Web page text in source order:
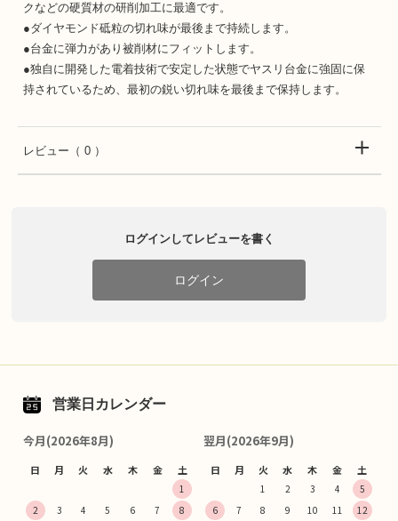
クなどの硬質材の研削加工に最適です。
●ダイヤモンド砥粒の切れ味が最後まで持続します。
●台金に弾力があり被削材にフィットします。
●独自に開発した電着技術で安定した状態でヤスリ台金に強固に保
持されているため、最初の鋭い切れ味を最後まで保持します。
レビュー （ 0 ）
ログインしてレビューを書く
ログイン
営業日カレンダー
今月(2026年8月)
日 月 火 水 木 金 土
1
2
3 4 5 6 7
8
翌月(2026年9月)
日 月 火 水 木 金 土
1 2 3 4
5
6
7 8 9 10 11
12